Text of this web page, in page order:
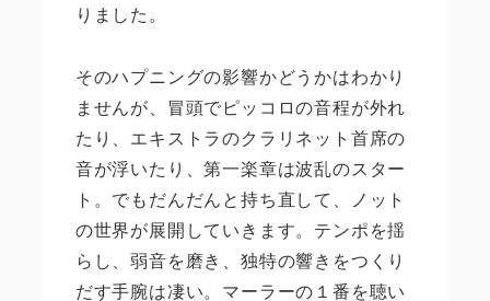
りました。
そのハプニングの影響かどうかはわかり
ませんが、冒頭でピッコロの音程が外れ
たり、エキストラのクラリネット首席の
音が浮いたり、第一楽章は波乱のスター
ト。でもだんだんと持ち直して、ノット
の世界が展開していきます。テンポを揺
らし、弱音を磨き、独特の響きをつくり
だす手腕は凄い。マーラーの１番を聴い